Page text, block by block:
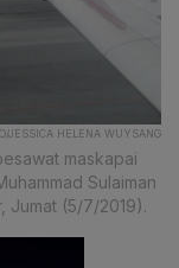
JESSICA HELENA WUYSANG
maskapai
Sulaiman
Jumat (5/7/2019).